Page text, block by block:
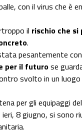
con il virus che è
il rischio che
.
pesantemente
per il futurose
svolto in un
per gli equipaggi
8 giugno, si sono